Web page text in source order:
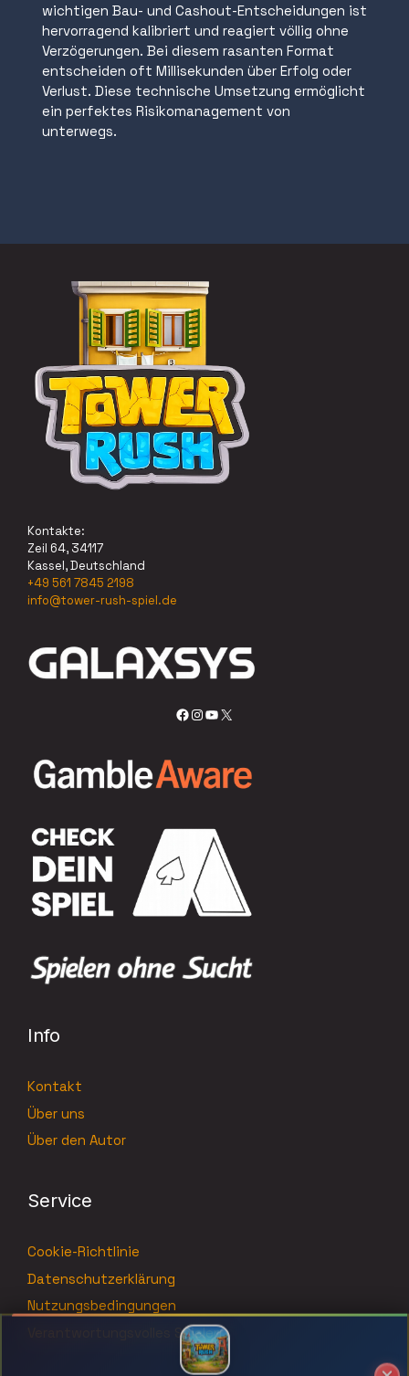
wichtigen Bau- und Cashout-Entscheidungen ist
hervorragend kalibriert und reagiert völlig ohne
Verzögerungen. Bei diesem rasanten Format
entscheiden oft Millisekunden über Erfolg oder
Verlust. Diese technische Umsetzung ermöglicht
ein perfektes Risikomanagement von
unterwegs.
Kontakte:
Zeil 64, 34117
Kassel, Deutschland
+49 561 7845 2198
info@tower-rush-spiel.de
Facebook
Instagram
YouTube
X
Info
Kontakt
Über uns
Über den Autor
Service
Cookie-Richtlinie
Datenschutzerklärung
Nutzungsbedingungen
Verantwortungsvolles Spielen